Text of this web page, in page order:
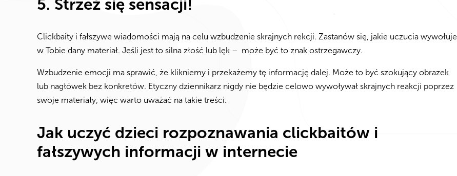
5. Strzeż się sensacji!
Clickbaity i fałszywe wiadomości mają na celu wzbudzenie skrajnych rekcji. Zastanów się, jakie uczucia wywołuje
w Tobie dany materiał. Jeśli jest to silna złość lub lęk – może być to znak ostrzegawczy.
Wzbudzenie emocji ma sprawić, że klikniemy i przekażemy tę informację dalej. Może to być szokujący obrazek
lub nagłówek bez konkretów. Etyczny dziennikarz nigdy nie będzie celowo wywoływał skrajnych reakcji poprzez
swoje materiały, więc warto uważać na takie treści.
Jak uczyć dzieci rozpoznawania clickbaitów i
fałszywych informacji w internecie